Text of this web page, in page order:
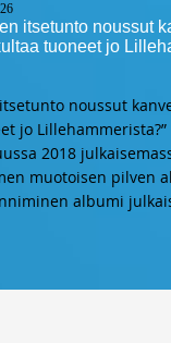
itsetunto noussut
tuoneet jo
noussut
jo
2018
muotoisen pilven
albumi